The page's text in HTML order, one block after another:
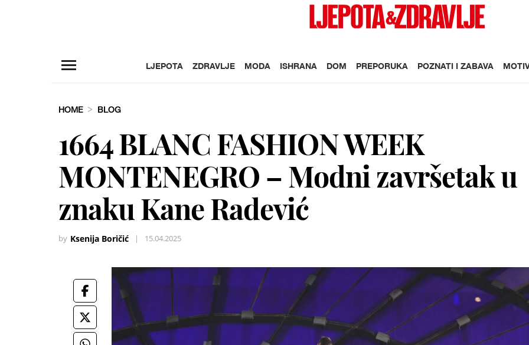
LJEPOTA ZDRAVLJE MODA ISHRANA DOM PREPORUKA POZNATI I ZABAVA
HOME BLOG
1664 BLANC FASHION WEEK
MONTENEGRO – Modni završetak u
znaku Kane Radević
by Ksenija Boričić | 15.04.2025